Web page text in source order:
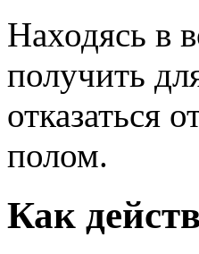
Находясь в
получить
отказаться
полом.
Как